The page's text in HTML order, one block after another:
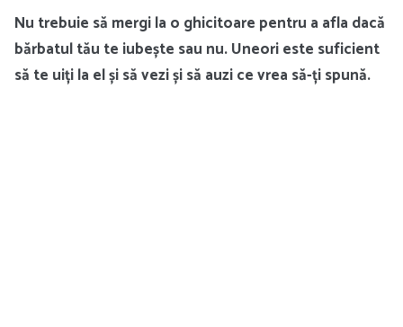
Nu trebuie să mergi la o ghicitoare pentru a afla dacă
bărbatul tău te iubește sau nu. Uneori este suficient
să te uiți la el și să vezi și să auzi ce vrea să-ți spună.